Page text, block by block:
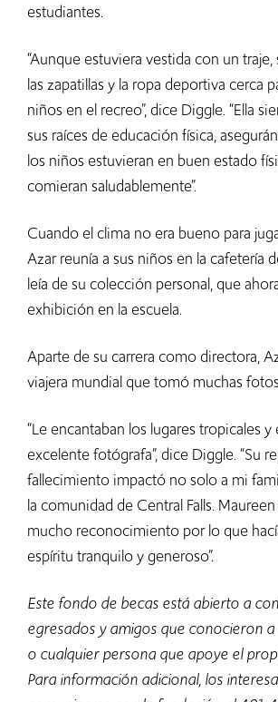
estudiantes.
“Aunque estuviera vestida con un
las zapatillas y la ropa deportiva cerca
niños en el recreo”, dice Diggle. “Ella
sus raíces de educación física,
los niños estuvieran en buen estado
comieran saludablemente”.
Cuando el clima no era bueno para
Azar reunía a sus niños en la cafetería
leía de su colección personal, que
exhibición en la escuela.
Aparte de su carrera como directora,
viajera mundial que tomó muchas
“Le encantaban los lugares tropicales y
excelente fotógrafa”, dice Diggle. “Su
fallecimiento impactó no solo a mi
la comunidad de Central Falls.
mucho reconocimiento por lo que
espíritu tranquilo y generoso”.
Este fondo de becas está abierto a
egresados y amigos que conocieron
o cualquier persona que apoye el
Para información adicional, los